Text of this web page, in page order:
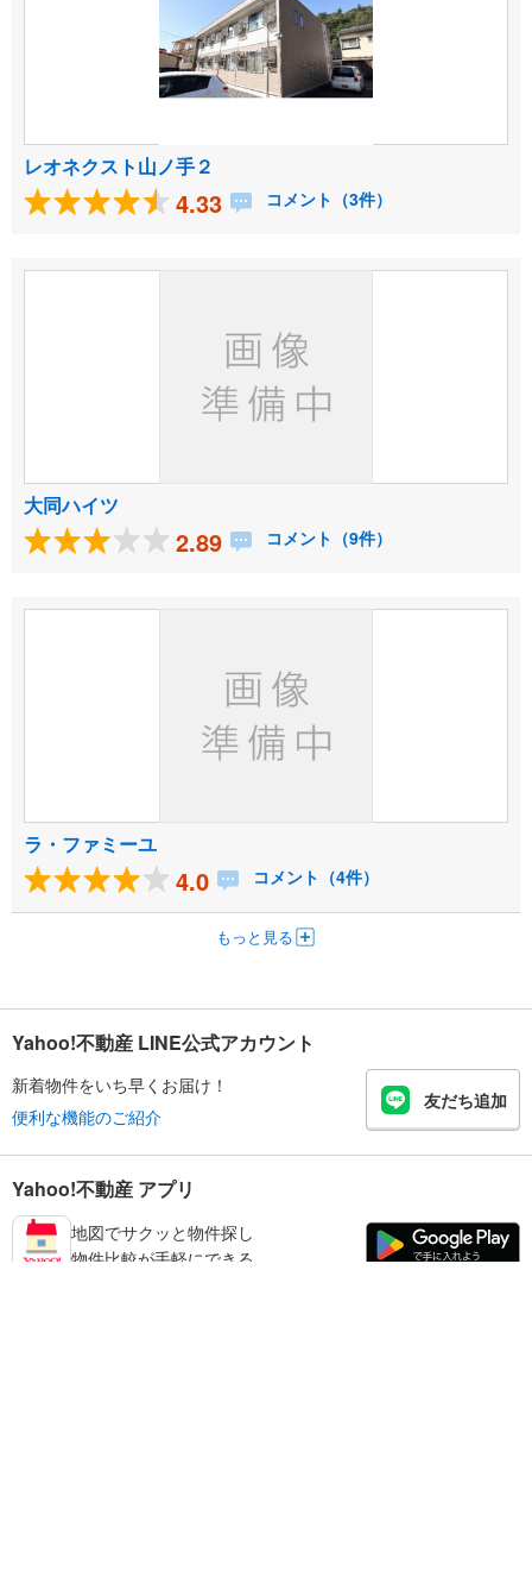
レオネクスト山ノ手２
4.33 コメント（3件）
大同ハイツ
2.89 コメント（9件）
ラ・ファミーユ
4.0 コメント（4件）
もっと見る
Yahoo!不動産 LINE公式アカウント
新着物件をいち早くお届け！
便利な機能のご紹介
友だち追加
Yahoo!不動産 アプリ
地図でサクッと物件探し
物件比較が手軽にできる